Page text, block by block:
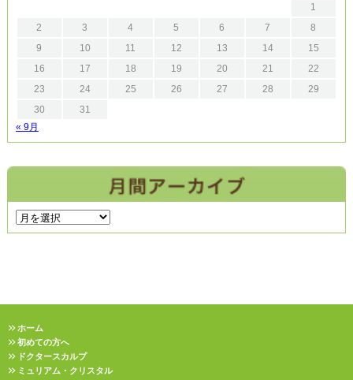
1
2
3 4 5 6 7
8
9
10 11 12 13 14
15
16
17 18 19 20 21
22
23
24 25 26 27 28
29
30
31
« 9月
ホーム
初めての方へ
ドクタースカルプ
ミュリアム・クリスタル